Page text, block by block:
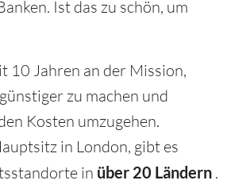
Ist das zu schön, um
10 Jahren an der Mission,
zu machen und
Kosten umzugehen.
in London, gibt es
in über 20 Ländern .